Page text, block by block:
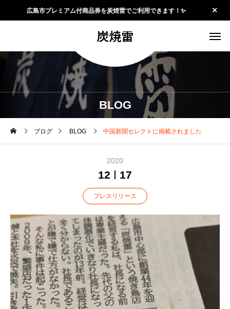
広島市プレミアム付商品券を炭焼雷でご利用できます！✨
炭焼雷
BLOG
ブログ BLOG 中国新聞セレクトに掲載されました
2020
12 17
プレスリリース